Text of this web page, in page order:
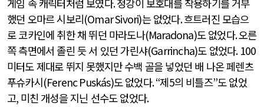
게임 속 캐릭터처럼 보였다.정강이 보호대를 착용하기를 거부
했던 오마르 시보리(Omar Sivori)는 없었다.흐트러진 모습으
로 코카인에 취한 채 뛰던 마라도나(Maradona)도 없었다.오른
쪽 측면에서 졸린 듯 서 있던 가린샤(Garrincha)도 없었다. 100
미터도 제대로 뛰지 못했지만 수백 골을 넣었던 배 나온 페렌츠
푸슈카시(Ferenc Puskás)도 없었다. “제5의 비틀즈”도 없었
고, 미친 개성을 지닌 선수도 없었다.